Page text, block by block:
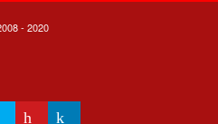
- 2020